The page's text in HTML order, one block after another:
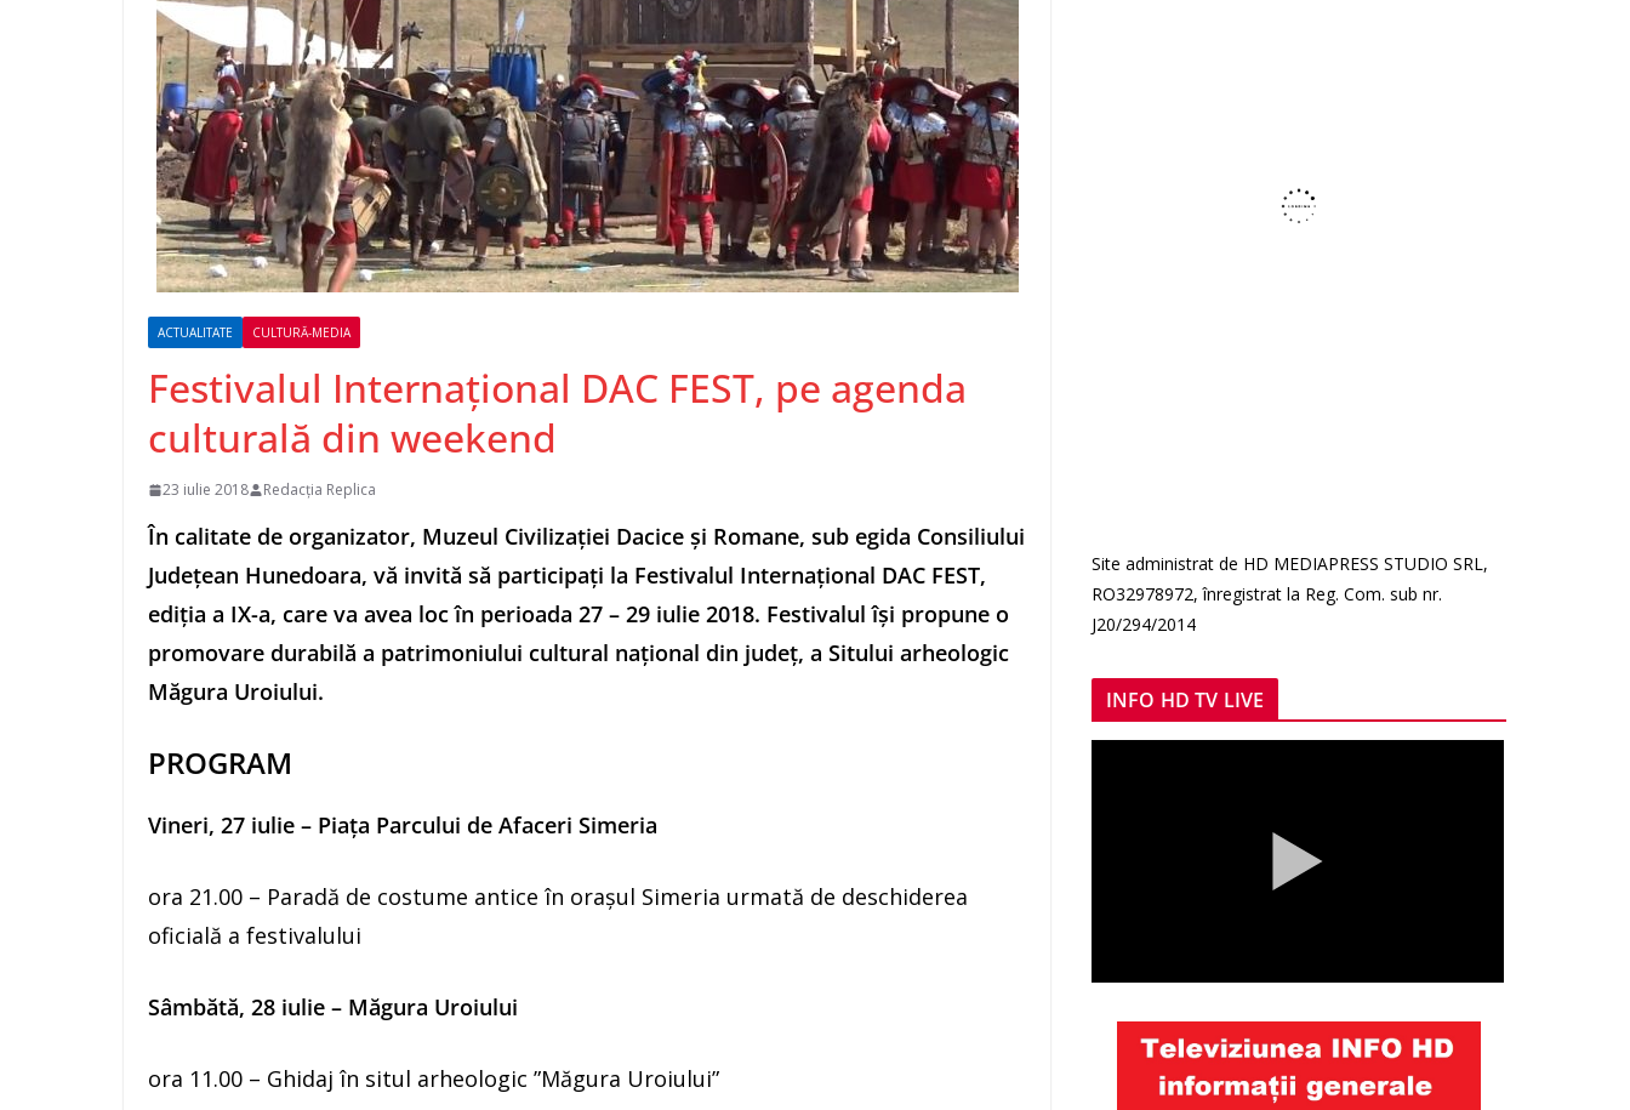
ACTUALITATE CULTURĂ-MEDIA
Festivalul Internaţional DAC FEST, pe agenda
culturală din weekend
23 iulie 2018 Redacția Replica
În calitate de organizator, Muzeul Civilizaţiei Dacice şi Romane, sub egida Consiliului
Judeţean Hunedoara, vă invită să participaţi la Festivalul Internaţional DAC FEST,
ediţia a IX-a, care va avea loc în perioada 27 – 29 iulie 2018. Festivalul îşi propune o
promovare durabilă a patrimoniului cultural naţional din judeţ, a Sitului arheologic
Măgura Uroiului.
PROGRAM
Vineri, 27 iulie – Piaţa Parcului de Afaceri Simeria
ora 21.00 – Paradă de costume antice în oraşul Simeria urmată de deschiderea
oficială a festivalului
Sâmbătă, 28 iulie – Măgura Uroiului
ora 11.00 – Ghidaj în situl arheologic ”Măgura Uroiului”
Site administrat de HD MEDIAPRESS STUDIO SRL,
RO32978972, înregistrat la Reg. Com. sub nr.
J20/294/2014
INFO HD TV LIVE